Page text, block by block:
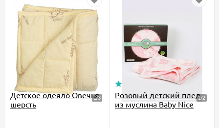
Детское одеяло Овечья
шерсть
Розовый детский плед
из муслина Baby Nice